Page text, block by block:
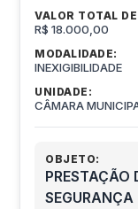
VALOR TOTAL
R$ 18.000,00
MODALIDADE:
INEXIGIBILIDADE
UNIDADE:
CÂMARA
OBJETO:
PRESTAÇÃO